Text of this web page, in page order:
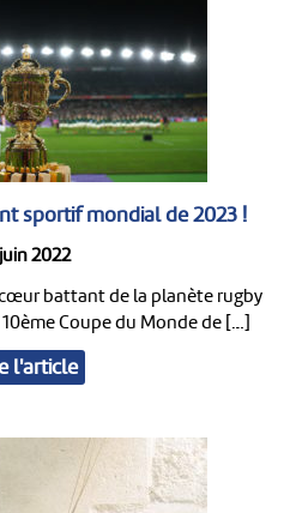
sportif mondial de 2023 !
2022
cœur battant de la planète rugby
Coupe du Monde de […]
l'article